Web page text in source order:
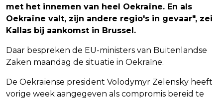
met het innemen van heel Oekraïne. En als
Oekraïne valt, zijn andere regio's in gevaar", zei
Kallas bij aankomst in Brussel.
Daar bespreken de EU-ministers van Buitenlandse
Zaken maandag de situatie in Oekraïne.
De Oekraïense president Volodymyr Zelensky heeft
vorige week aangegeven als compromis bereid te